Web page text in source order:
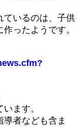
ているのは、子供
ったようです。
ます。
者なども含ま